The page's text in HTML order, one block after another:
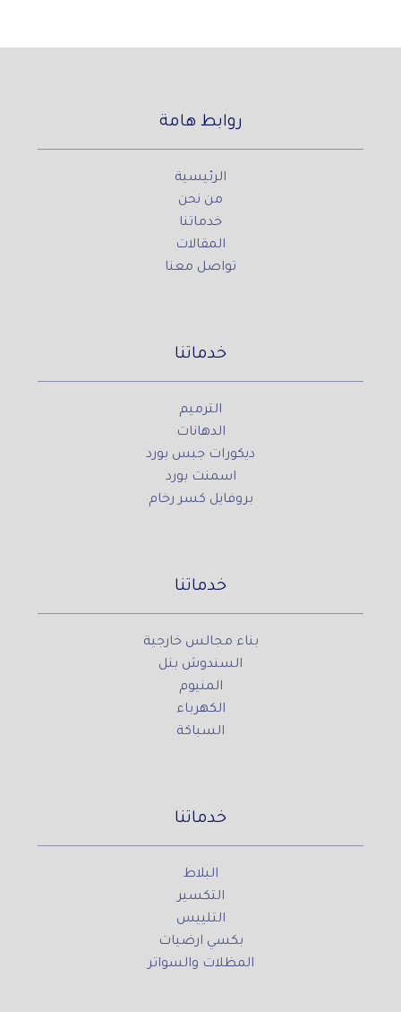
روابط هامة
الرئيسية
من نحن
خدماتنا
المقالات
تواصل معنا
خدماتنا
الترميم
الدهانات
ديكورات جبس بورد
اسمنت بورد
بروفايل كسر رخام
خدماتنا
بناء مجالس خارجية
السندوش بنل
المنيوم
الكهرباء
السباكة
خدماتنا
البلاط
التكسير
التلييس
بكسي ارضيات
المظلات والسواتر